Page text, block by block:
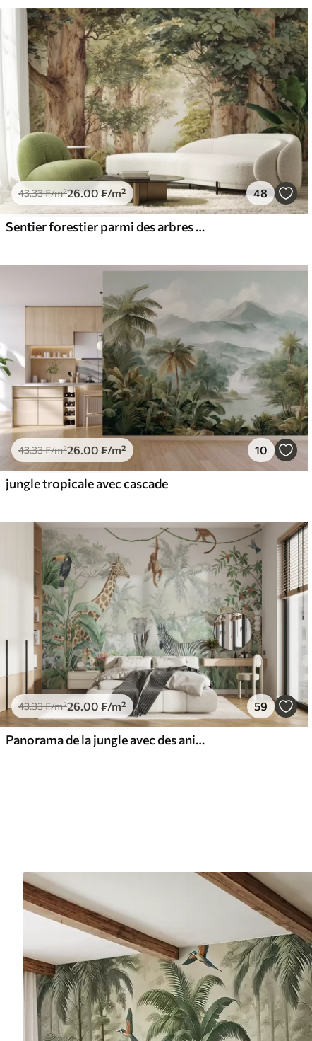
43.33₣/m²26.00 ₣/m² 48
Sentier forestier parmi des arbres majestueux, style aquarelle
43.33₣/m²26 .00 ₣/m² 10
jungle tropicale avec cascade
43.33₣/m²26.00 ₣/m² 59
Panorama de la jungle avec des animaux